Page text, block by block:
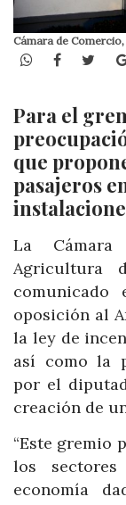
Cámara de
WhatsApp
Facebook
Para el
que
pasajeros
La
Agricultura
comunicado
oposición al
la ley de
así como la
por el
creación de
“Este gremio
los
economía